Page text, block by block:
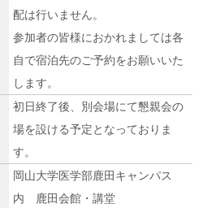
配は行いません。
参加者の皆様におかれましては各
自で宿泊先のご予約をお願いいた
します。
初日終了後、別会場にて懇親会の
場を設ける予定となっておりま
す。
岡山大学医学部鹿田キャンパス
内 鹿田会館・講堂